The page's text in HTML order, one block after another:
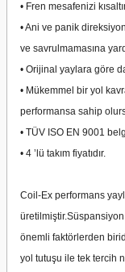
• Fren mesafenizi
• Ani ve panik
ve savrulmamasına
• Orijinal yaylara göre
• Mükemmel bir yol
performansa sahip
• TÜV ISO EN 9001
• 4 ’lü takım fiyatıdır.
Coil-Ex performans
üretilmiştir.Süspansiyon
önemli faktörlerden
yol tutuşu ile tek tercih